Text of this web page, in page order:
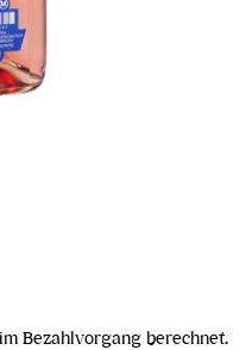
Bezahlvorgang berechnet.